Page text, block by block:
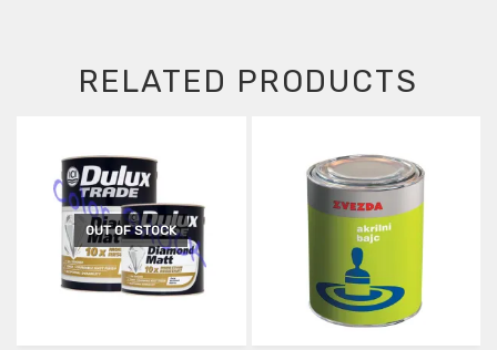
RELATED PRODUCTS
OUT OF STOCK